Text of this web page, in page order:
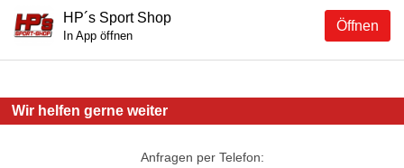
Öffnen
HP´s Sport Shop
In App öffnen
Wir helfen gerne weiter
Anfragen per Telefon: